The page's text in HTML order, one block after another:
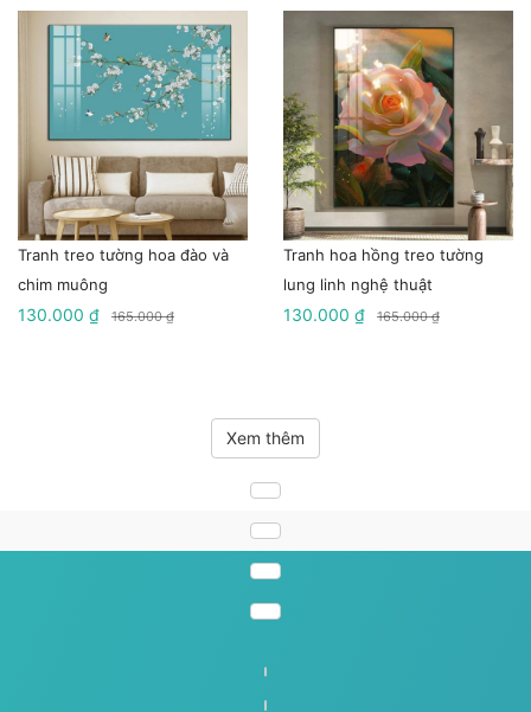
Tranh treo tường hoa đào và
chim muông
130.000 ₫ 165.000 ₫
Tranh hoa hồng treo tường
lung linh nghệ thuật
130.000 ₫ 165.000 ₫
Xem thêm